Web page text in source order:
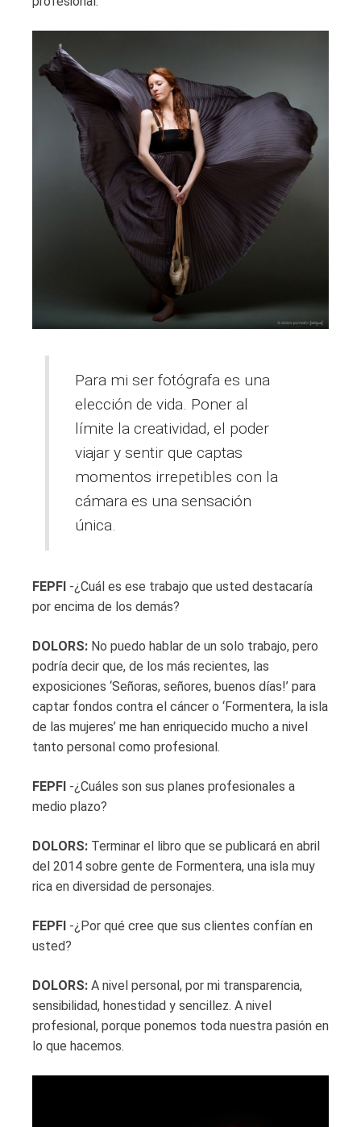
Para mi ser fotógrafa es una
elección de vida. Poner al
límite la creatividad, el poder
viajar y sentir que captas
momentos irrepetibles con la
cámara es una sensación
única.
FEPFI -¿Cuál es ese trabajo que usted destacaría
por encima de los demás?
DOLORS: No puedo hablar de un solo trabajo, pero
podría decir que, de los más recientes, las
exposiciones ‘Señoras, señores, buenos días!’ para
captar fondos contra el cáncer o ‘Formentera, la isla
de las mujeres’ me han enriquecido mucho a nivel
tanto personal como profesional.
FEPFI -¿Cuáles son sus planes profesionales a
medio plazo?
DOLORS: Terminar el libro que se publicará en abril
del 2014 sobre gente de Formentera, una isla muy
rica en diversidad de personajes.
FEPFI -¿Por qué cree que sus clientes confían en
usted?
DOLORS: A nivel personal, por mi transparencia,
sensibilidad, honestidad y sencillez. A nivel
profesional, porque ponemos toda nuestra pasión en
lo que hacemos.